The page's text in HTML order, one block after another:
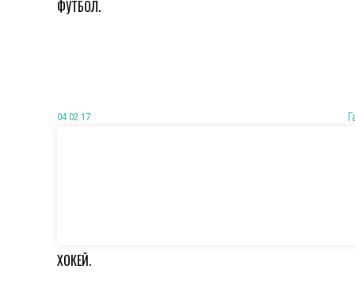
ФУТБОЛ.
04 02 17
ХОКЕЙ.